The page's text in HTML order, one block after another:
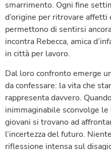
smarrimento. Ogni fine
d’origine per ritrovare affetti
permettono di sentirsi
incontra Rebecca, amica
in città per lavoro.
Dal loro confronto emerge
da confessare: la vita che
rappresenta davvero.
inimmaginabile sconvolge
giovani si trovano ad
l’incertezza del futuro.
riflessione intensa sul